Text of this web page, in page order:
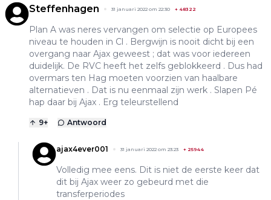
Steffenhagen 31 januari 2022 om 22:30 + 48322
Plan A was neres vervangen om selectie op Europees
niveau te houden in Cl . Bergwijn is nooit dicht bij een
overgang naar Ajax geweest ; dat was voor iedereen
duidelijk. De RVC heeft het zelfs geblokkeerd . Dus had
overmars ten Hag moeten voorzien van haalbare
alternatieven . Dat is nu eenmaal zijn werk . Slapen Pé
hap daar bij Ajax . Erg teleurstellend
9+ Antwoord
ajax4ever001 31 januari 2022 om 23:23 + 25944
Volledig mee eens. Dit is niet de eerste keer dat
dit bij Ajax weer zo gebeurd met die
transferperiodes